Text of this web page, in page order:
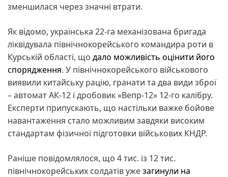
зменшилася через значні втрати.
Як відомо, українська 22-га механізована бригада
ліквідувала північнокорейського командира роти в
Курській області, що дало можливість оцінити його
спорядження. У північнокорейського військового
виявили китайську рацію, гранати та два види зброї
– автомат АК-12 і дробовик «Вепр-12» 12-го калібру.
Експерти припускають, що настільки важке бойове
навантаження стало можливим завдяки високим
стандартам фізичної підготовки військових КНДР.
Раніше повідомлялося, що 4 тис. із 12 тис.
північнокорейських солдатів ужезагинули на